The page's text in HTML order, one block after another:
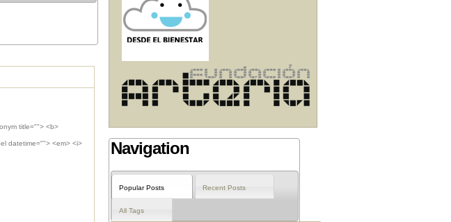
title=""> <b>
datetime=""> <em> <i> Navigation
Popular Posts Recent Posts
All Tags